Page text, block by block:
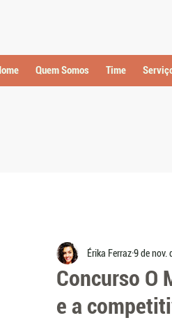
Quem Somos Time
Concurso O
e a
Érika Ferraz9 de nov.